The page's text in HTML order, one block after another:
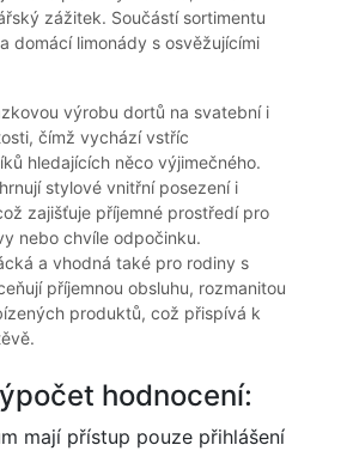
zážitek. Součástí sortimentu
domácí limonády s osvěžujícími
výrobu dortů na svatební i
čímž vychází vstříc
hledajících něco výjimečného.
stylové vnitřní posezení i
zajišťuje příjemné prostředí pro
nebo chvíle odpočinku.
a vhodná také pro rodiny s
příjemnou obsluhu, rozmanitou
produktů, což přispívá k
hodnocení:
mají přístup pouze přihlášení